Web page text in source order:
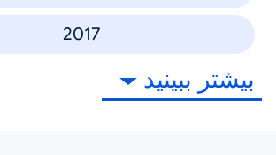
2017
بیشتر ببینید